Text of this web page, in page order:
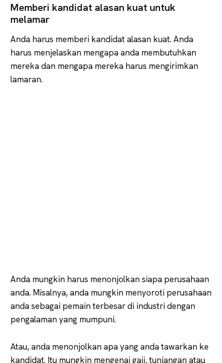
Memberi kandidat alasan kuat untuk
melamar
Anda harus memberi kandidat alasan kuat. Anda
harus menjelaskan mengapa anda membutuhkan
mereka dan mengapa mereka harus mengirimkan
lamaran.
Anda mungkin harus menonjolkan siapa perusahaan
anda. Misalnya, anda mungkin menyoroti perusahaan
anda sebagai pemain terbesar di industri dengan
pengalaman yang mumpuni.
Atau, anda menonjolkan apa yang anda tawarkan ke
kandidat. Itu mungkin mengenai gaji, tunjangan atau